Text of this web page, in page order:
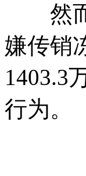
然而
嫌传销
1403.3
行为。